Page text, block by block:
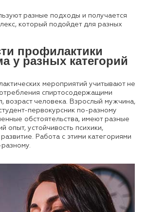
разные подходы и получается
который подойдет для разных
профилактики
у разных категорий
мероприятий учитывают не
спиртосодержащими
возраст человека. Взрослый мужчина,
первокурсник по-разному
обстоятельства, имеют разные
опыт, устойчивость психики,
Работа с этими категориями